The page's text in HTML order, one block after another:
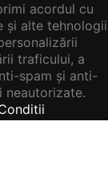
acordul cu
și alte tehnologii
traficului, a
spam și anti-
neautorizate.
MP DE